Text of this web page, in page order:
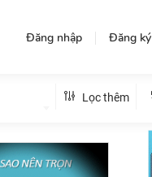
Đăng nhập Đăng ký
Lọc thêm